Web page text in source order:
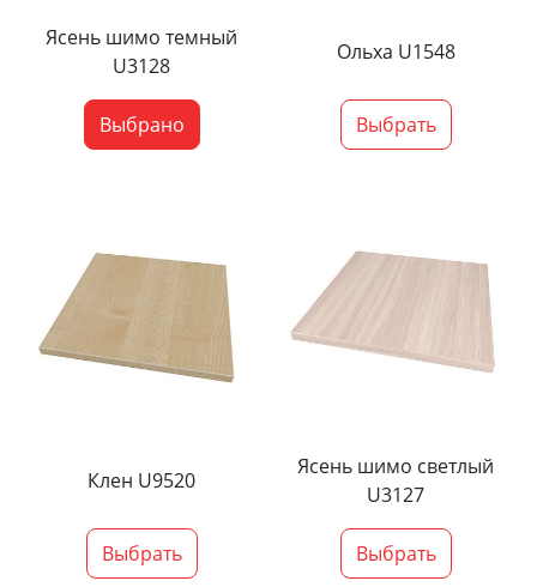
Ясень шимо темный
U3128
Выбрано
Ольха U1548
Выбрать
Клен U9520
Выбрать
Ясень шимо светлый
U3127
Выбрать